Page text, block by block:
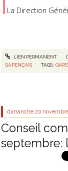
La Direction
LIEN PERMANENT
GAPENÇAIS
TAGS :
dimanche 20
Conseil
septembre: